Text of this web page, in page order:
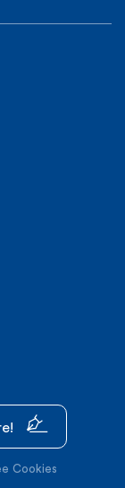
Cookies